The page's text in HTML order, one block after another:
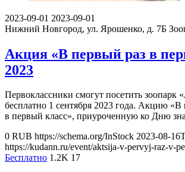
2023-09-01 2023-09-01
Нижний Новгород, ул. Ярошенко, д. 7Б
Акция «В первый раз в
2023
Первоклассники смогут посетить зоопарк
бесплатно 1 сентября 2023 года. Акцию «В
в первый класс», приуроченную ко Дню
0 RUB https://schema.org/InStock 2023-08-
https://kudann.ru/event/aktsija-v-pervyj-raz-v-
Бесплатно 1.2K 17